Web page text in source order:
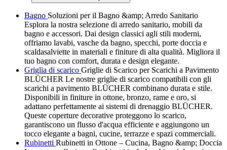
Bagno Soluzioni per il Bagno &amp; Arredo Sanitario
Esplora la nostra selezione di arredo sanitario, mobili da
bagno e accessori. Dai design classici agli stili moderni,
offriamo lavabi, vasche da bagno, specchi, porte doccia e
scaldasalviette in materiali e finiture di alta qualità. Migliora il
tuo bagno con comfort, durata e design elegante.
Griglia di scarico Griglie di Scarico per Scarichi a Pavimento
BLÜCHER Le nostre griglie di scarico compatibili con gli
scarichi a pavimento BLÜCHER combinano durata e stile.
Disponibili in finiture in ottone, bronzo, rame e oro, si
adattano perfettamente ai sistemi di drenaggio BLÜCHER.
Queste coperture decorative proteggono lo scarico,
garantiscono un flusso d'acqua efficiente e aggiungono un
tocco elegante a bagni, cucine, terrazze e spazi commerciali.
Rubinetti Rubinetti in Ottone – Cucina, Bagno &amp; Doccia